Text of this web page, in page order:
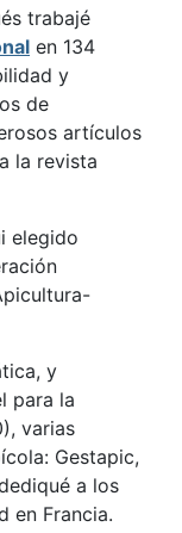
trabajé
en 134
y
de
artículos
la revista
elegido
y
para la
varias
Gestapic,
a los
en Francia.